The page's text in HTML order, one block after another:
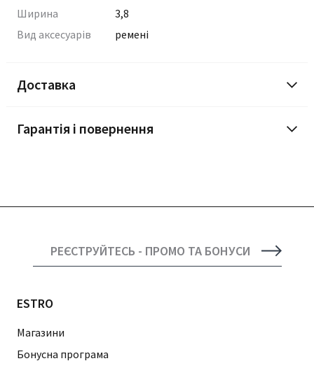
Ширина
3,8
Вид аксесуарів
ремені
Доставка
Гарантія і повернення
РЕЄСТРУЙТЕСЬ - ПРОМО ТА БОНУСИ
ESTRO
Магазини
Бонусна програма